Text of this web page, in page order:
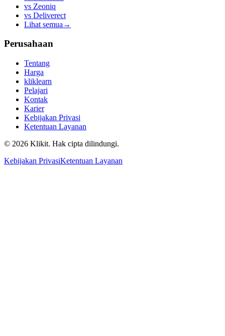
vs Zeoniq
vs Deliverect
Lihat semua →
Perusahaan
Tentang
Harga
kliklearn
Pelajari
Kontak
Karier
Kebijakan Privasi
Ketentuan Layanan
© 2026 Klikit. Hak cipta dilindungi.
Kebijakan PrivasiKetentuan Layanan